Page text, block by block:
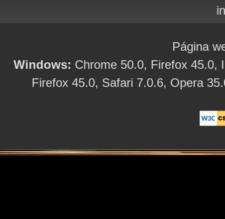
Página
Windows: Chrome 50.0, Firefox 45.0,
Firefox 45.0, Safari 7.0.6, Opera